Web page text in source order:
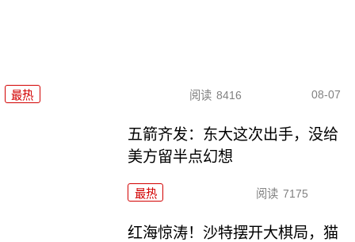
最热 阅读 8416 08-07
五箭齐发：东大这次出手，没给
美方留半点幻想
最热 阅读 7175
红海惊涛！沙特摆开大棋局，猫